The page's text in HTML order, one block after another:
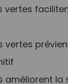
vertes
vertes
améliorent la